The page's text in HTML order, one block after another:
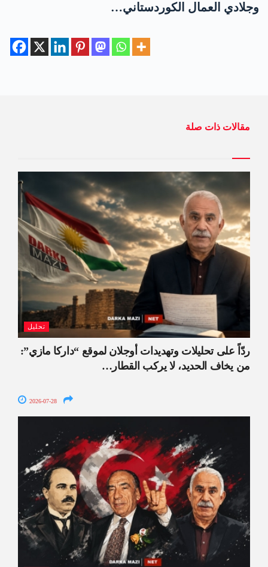
وجلادي العمال الكوردستاني…
مقالات ذات صلة
تحليل
ردّاً على تحليلات وتهديدات أوجلان لموقع “داركا مازي”:
من يخاف الحديد، لا يركب القطار…
2026-07-28